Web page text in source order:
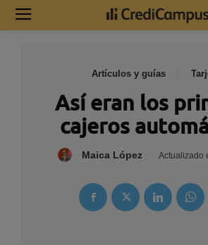
Artículos y guías
Así eran los
cajeros
Maica López Actualizado